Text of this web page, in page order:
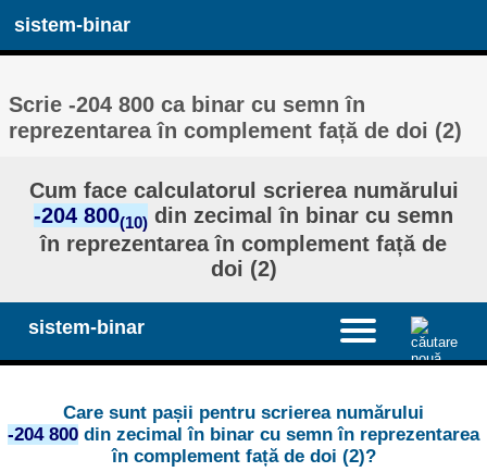
sistem-binar
Scrie -204 800 ca binar cu semn în
reprezentarea în complement față de doi (2)
Cum face calculatorul scrierea numărului
-204 800(10) din zecimal în binar cu semn
în reprezentarea în complement față de
doi (2)
sistem-binar
Care sunt pașii pentru scrierea numărului
-204 800 din zecimal în binar cu semn în reprezentarea
în complement față de doi (2)?